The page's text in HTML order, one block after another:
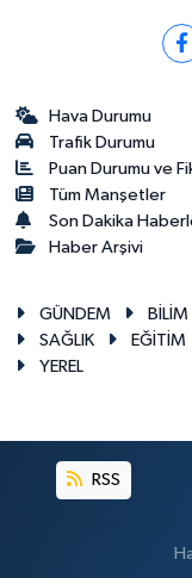
Hava Durumu
Trafik Durumu
Puan Durumu ve
Tüm Manşetler
Son Dakika
Haber Arşivi
GÜNDEM BİLİM
SAĞLIK
EĞİTİM
YEREL
RSS